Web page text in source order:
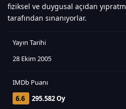
fiziksel ve duygusal açıdan
tarafından sınanıyorlar.
Yayın Tarihi
28 Ekim 2005
IMDb Puanı
6.6
295.582 Oy